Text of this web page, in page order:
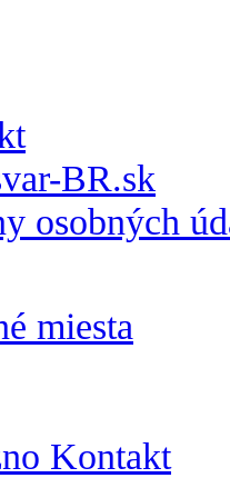
BR.sk
osobných
miesta
Kontakt